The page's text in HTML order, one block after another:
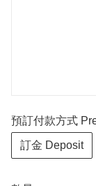
預訂付款方式
訂金 Deposit